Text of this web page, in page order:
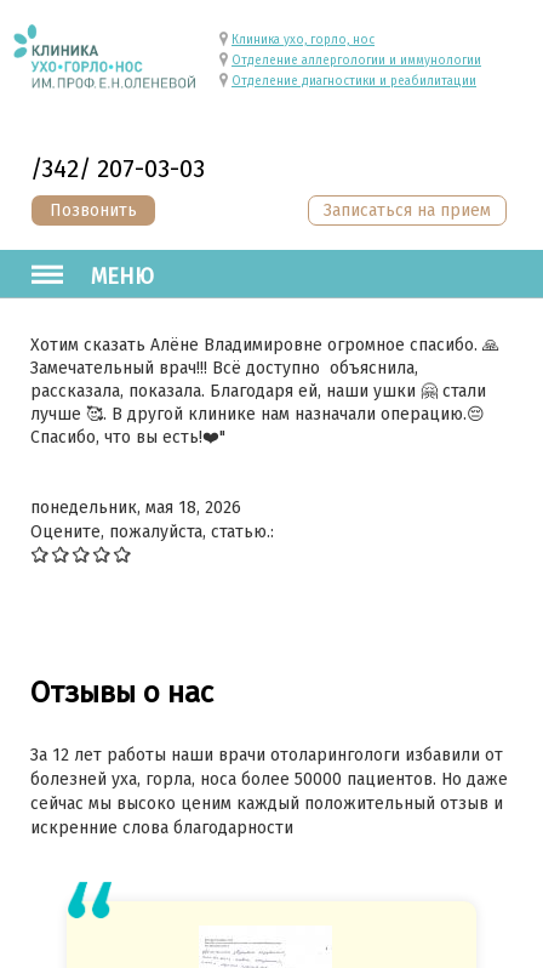
/342/ 207-03-03
Позвонить
Клиника ухо, горло, нос
Отделение аллергологии и иммунологии
Отделение диагностики и реабилитации
МЕНЮ
Записаться на прием
Хотим сказать Алёне Владимировне огромное спасибо. 🙏
Замечательный врач!!! Всё доступно объяснила,
рассказала, показала. Благодаря ей, наши ушки 🤗 стали
лучше 🥰. В другой клинике нам назначали операцию.😔
Спасибо, что вы есть!❤️"
понедельник, мая 18, 2026
Оцените, пожалуйста, статью.:
Отзывы о нас
За 12 лет работы наши врачи отоларингологи избавили от
болезней уха, горла, носа более 50000 пациентов. Но даже
сейчас мы высоко ценим каждый положительный отзыв и
искренние слова благодарности